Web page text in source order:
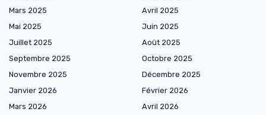
Mars 2025
Avril 2025
Mai 2025
Juin 2025
Juillet 2025
Août 2025
Septembre 2025
Octobre 2025
Novembre 2025
Décembre 2025
Janvier 2026
Février 2026
Mars 2026
Avril 2026